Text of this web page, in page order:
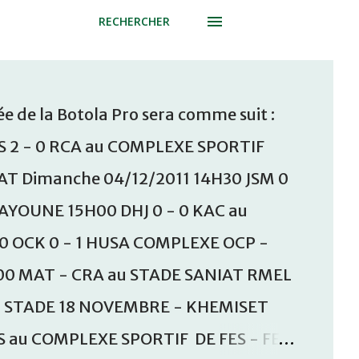
RECHERCHER
de la Botola Pro sera comme suit :
- 0 RCA au COMPLEXE SPORTIF
Dimanche 04/12/2011 14H30 JSM 0
15H00 DHJ 0 - 0 KAC au
OCK 0 - 1 HUSA COMPLEXE OCP -
MAT - CRA au STADE SANIAT RMEL
18 NOVEMBRE - KHEMISET
COMPLEXE SPORTIF DE FES - FES